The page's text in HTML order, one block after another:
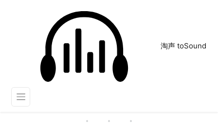
淘声 toSound
击打桌子
正在为您搜索声音资源